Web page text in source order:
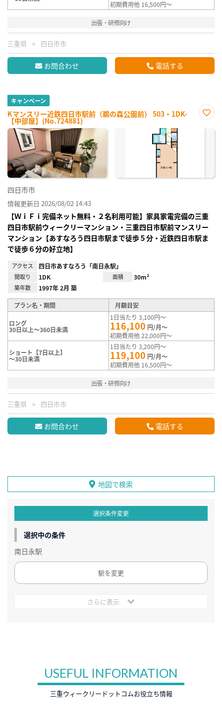
初期費用他 16,500円～
出張・研修向け
三重県 四日市市
お問合わせ 電話する
キャンペーン
Kマンスリー近鉄四日市駅前（鵜の森公園前） 503・1DK-
【中部屋】(No.724881)
に入
四日市市
情報更新日 2026/08/02 14:43
【ＷｉＦｉ完備ネット無料・２名利用可能】家具家電完備の三重
四日市駅前ウィークリーマンション・三重四日市駅前マンスリー
マンション【あすなろう四日市駅まで徒歩５分・近鉄四日市駅ま
で徒歩６分の好立地】
アクセス 四日市あすなろう「南日永駅」
間取り 1DK 面積 30m²
築年数 1997年 2月 築
プラン名・期間 月額目安
ロング
30日以上～360日未満
1日当たり 3,100円～
116,100 円/月～
初期費用他 22,000円～
ショート【7日以上】
～30日未満
1日当たり 3,200円～
119,100 円/月～
初期費用他 16,500円～
出張・研修向け
三重県 四日市市
お問合わせ 電話する
地図で検索
選択条件変更
選択中の条件
南日永駅
駅を変更
さらに表示
USEFUL INFORMATION
三重ウィークリードットコムお役立ち情報